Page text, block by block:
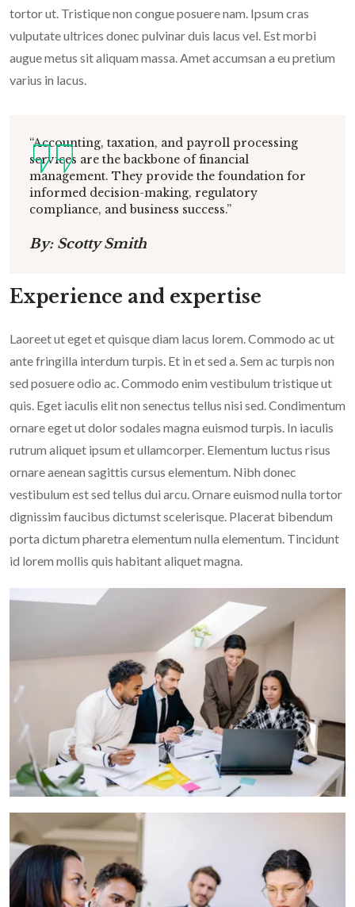
tortor ut. Tristique non congue posuere nam. Ipsum cras
vulputate ultrices donec pulvinar duis lacus vel. Est morbi
augue metus sit aliquam massa. Amet accumsan a eu pretium
varius in lacus.
“Accounting, taxation, and payroll processing
services are the backbone of financial
management. They provide the foundation for
informed decision-making, regulatory
compliance, and business success.”
By: Scotty Smith
Experience and expertise
Laoreet ut eget et quisque diam lacus lorem. Commodo ac ut
ante fringilla interdum turpis. Et in et sed a. Sem ac turpis non
sed posuere odio ac. Commodo enim vestibulum tristique ut
quis. Eget iaculis elit non senectus tellus nisi sed. Condimentum
ornare eget ut dolor sodales magna euismod turpis. In iaculis
rutrum aliquet ipsum et ullamcorper. Elementum luctus risus
ornare aenean sagittis cursus elementum. Nibh donec
vestibulum est sed tellus dui arcu. Ornare euismod nulla tortor
dignissim faucibus dictumst scelerisque. Placerat bibendum
porta dictum pharetra elementum nulla elementum. Tincidunt
id lorem mollis quis habitant aliquet magna.